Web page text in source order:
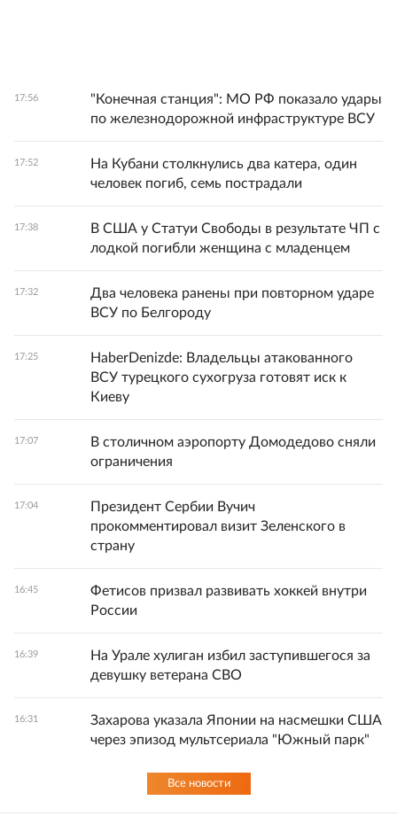
17:56
"Конечная станция": МО РФ показало удары
по железнодорожной инфраструктуре ВСУ
17:52
На Кубани столкнулись два катера, один
человек погиб, семь пострадали
17:38
В США у Статуи Свободы в результате ЧП с
лодкой погибли женщина с младенцем
17:32
Два человека ранены при повторном ударе
ВСУ по Белгороду
17:25
HaberDenizde: Владельцы атакованного
ВСУ турецкого сухогруза готовят иск к
Киеву
17:07
В столичном аэропорту Домодедово сняли
ограничения
17:04
Президент Сербии Вучич
прокомментировал визит Зеленского в
страну
16:45
Фетисов призвал развивать хоккей внутри
России
16:39
На Урале хулиган избил заступившегося за
девушку ветерана СВО
16:31
Захарова указала Японии на насмешки США
через эпизод мультсериала "Южный парк"
Все новости